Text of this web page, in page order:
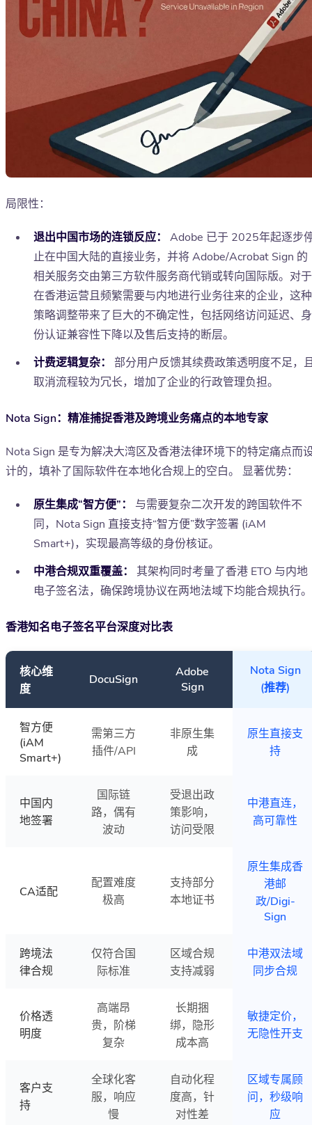
局限性：
退出中国市场的连锁反应：
Adobe 已于 2025年起逐步
止在中国大陆的直接业务，并将 Adobe/Acrobat Sign 的
相关服务交由第三方软件服务商代销或转向国际版。对于
在香港运营且频繁需要与内地进行业务往来的企业，这种
策略调整带来了巨大的不确定性，包括网络访问延迟、身
份认证兼容性下降以及售后支持的断层。
计费逻辑复杂：
部分用户反馈其续费政策透明度不足，
取消流程较为冗长，增加了企业的行政管理负担。
Nota Sign：精准捕捉香港及跨境业务痛点的本地专家
Nota Sign 是专为解决大湾区及香港法律环境下的特定痛点而
计的，填补了国际软件在本地化合规上的空白。 显著优势：
原生集成“智方便”：
与需要复杂二次开发的跨国软件不
同，Nota Sign 直接支持“智方便”数字签署 (iAM
Smart+)，实现最高等级的身份核证。
中港合规双重覆盖：
其架构同时考量了香港 ETO 与内地
电子签名法，确保跨境协议在两地法域下均能合规执行。
香港知名电子签名平台深度对比表
核心维
度
DocuSign
Adobe
Sign
Nota Sign
(推荐)
智方便
(iAM
Smart+)
需第三方
插件/API
非原生集
成
原生直接支
持
中国内
地签署
国际链
路，偶有
波动
受退出政
策影响，
访问受限
中港直连，
高可靠性
CA适配
配置难度
极高
支持部分
本地证书
原生集成香
港邮
政/Digi-
Sign
跨境法
律合规
仅符合国
际标准
区域合规
支持减弱
中港双法域
同步合规
价格透
明度
高端昂
贵，阶梯
复杂
长期捆
绑，隐形
成本高
敏捷定价，
无隐性开支
客户支
持
全球化客
服，响应
慢
自动化程
度高，针
对性差
区域专属顾
问，秒级响
应